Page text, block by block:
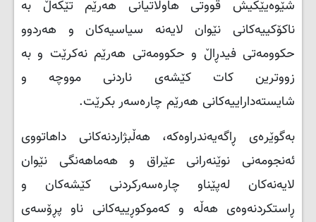
شێوەیێکیش قووتی هاوڵاتیانی هەرێم تێکەڵ بە
ناکۆکییەکانی نێوان لایەنە سیاسیەکان و هەردوو
حکوومەتی فیدڕاڵ و حکوومەتی هەرێم نەکرێت و بە
زووترین کات کێشەی ناردنی مووچە و
شایستەداراییەکانی هەرێم چارەسەر بکرێت.
بەگوێرەی ڕاگەیەندراوەكە، هەڵبژاردنەکانی داهاتووی
ئەنجومەنی نوێنەرانی عێراق و هەماهەنگی نێوان
لایەنەکان لەپێناو چارەسەرکردنی کێشەکان و
ڕاستکردنەوەی هەڵە و کەموکوڕییەکانی ناو پڕۆسەی